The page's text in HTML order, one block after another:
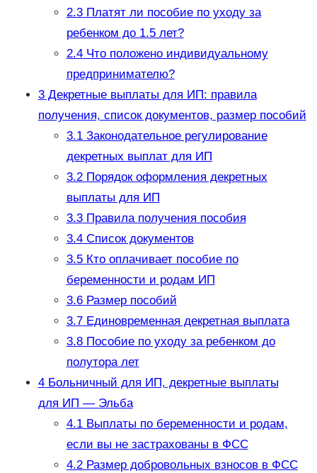
2.3Платят ли пособие по уходу за
ребенком до 1.5 лет?
2.4Что положено индивидуальному
предпринимателю?
3Декретные выплаты для ИП: правила
получения, список документов, размер пособий
3.1Законодательное регулирование
декретных выплат для ИП
3.2Порядок оформления декретных
выплаты для ИП
3.3Правила получения пособия
3.4Список документов
3.5Кто оплачивает пособие по
беременности и родам ИП
3.6Размер пособий
3.7Единовременная декретная выплата
3.8Пособие по уходу за ребенком до
полутора лет
4Больничный для ИП, декретные выплаты
для ИП — Эльба
4.1Выплаты по беременности и родам,
если вы не застрахованы в ФСС
4.2Размер добровольных взносов в ФСС